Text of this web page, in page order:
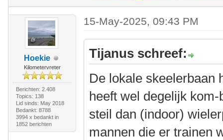
Hoekie
Kilometervreter
Berichten: 2.408
Topics: 138
Lid sinds: May 2018
Bedankt: 8788
3994 x bedankt in
1852 berichten
15-May-2025, 09:43 PM
Tijanus schreef:
De lokale skeelerbaan
heeft wel degelijk
steil dan (indoor)
mannen die er trainen